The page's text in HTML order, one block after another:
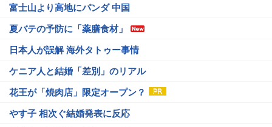
富士山より高地にパンダ 中国
夏バテの予防に「薬膳食材」
日本人が誤解 海外タトゥー事情
ケニア人と結婚「差別」のリアル
花王が「焼肉店」限定オープン？
やす子 相次ぐ結婚発表に反応